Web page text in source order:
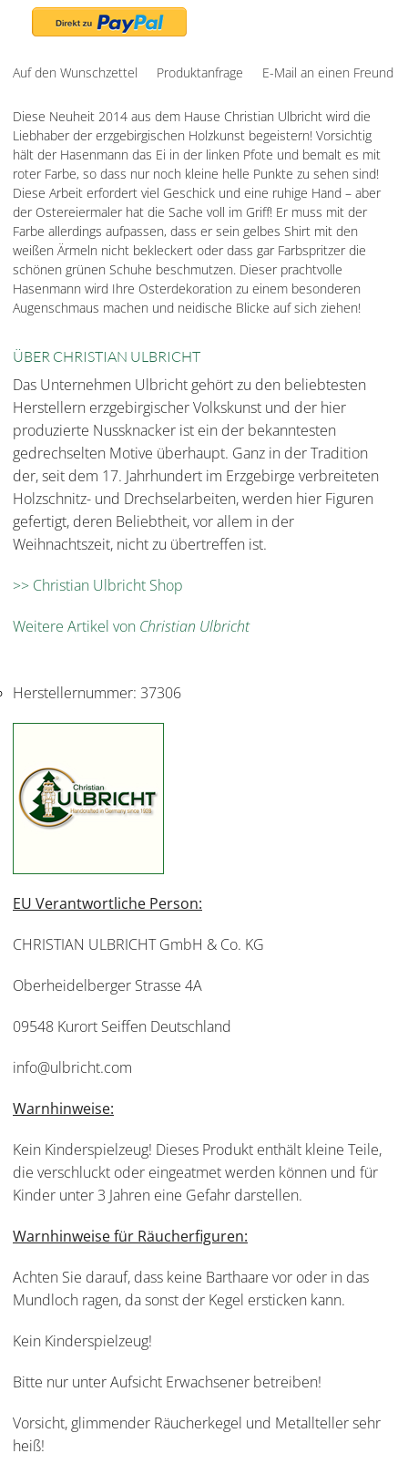
Auf den Wunschzettel Produktanfrage E-Mail an einen Freund
Diese Neuheit 2014 aus dem Hause Christian Ulbricht wird die
Liebhaber der erzgebirgischen Holzkunst begeistern! Vorsichtig
hält der Hasenmann das Ei in der linken Pfote und bemalt es mit
roter Farbe, so dass nur noch kleine helle Punkte zu sehen sind!
Diese Arbeit erfordert viel Geschick und eine ruhige Hand – aber
der Ostereiermaler hat die Sache voll im Griff! Er muss mit der
Farbe allerdings aufpassen, dass er sein gelbes Shirt mit den
weißen Ärmeln nicht bekleckert oder dass gar Farbspritzer die
schönen grünen Schuhe beschmutzen. Dieser prachtvolle
Hasenmann wird Ihre Osterdekoration zu einem besonderen
Augenschmaus machen und neidische Blicke auf sich ziehen!
ÜBER CHRISTIAN ULBRICHT
Das Unternehmen Ulbricht gehört zu den beliebtesten
Herstellern erzgebirgischer Volkskunst und der hier
produzierte Nussknacker ist ein der bekanntesten
gedrechselten Motive überhaupt. Ganz in der Tradition
der, seit dem 17. Jahrhundert im Erzgebirge verbreiteten
Holzschnitz- und Drechselarbeiten, werden hier Figuren
gefertigt, deren Beliebtheit, vor allem in der
Weihnachtszeit, nicht zu übertreffen ist.
>> Christian Ulbricht Shop
Weitere Artikel von Christian Ulbricht
Herstellernummer: 37306
EU Verantwortliche Person:
CHRISTIAN ULBRICHT GmbH & Co. KG
Oberheidelberger Strasse 4A
09548 Kurort Seiffen Deutschland
info@ulbricht.com
Warnhinweise:
Kein Kinderspielzeug! Dieses Produkt enthält kleine Teile,
die verschluckt oder eingeatmet werden können und für
Kinder unter 3 Jahren eine Gefahr darstellen.
Warnhinweise für Räucherfiguren:
Achten Sie darauf, dass keine Barthaare vor oder in das
Mundloch ragen, da sonst der Kegel ersticken kann.
Kein Kinderspielzeug!
Bitte nur unter Aufsicht Erwachsener betreiben!
Vorsicht, glimmender Räucherkegel und Metallteller sehr
heiß!